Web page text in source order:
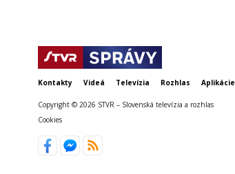
Kontakty Videá Televízia Rozhlas Aplikácie
Copyright © 2026 STVR – Slovenská televízia a rozhlas
Cookies